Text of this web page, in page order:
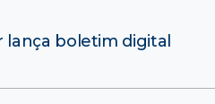
lança boletim digital